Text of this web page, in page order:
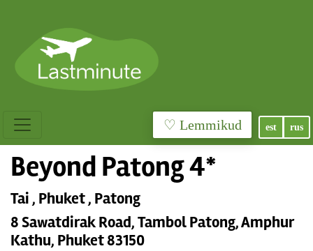
♡ Lemmikud est rus
Beyond Patong 4*
Tai , Phuket , Patong
8 Sawatdirak Road, Tambol Patong, Amphur
Kathu, Phuket 83150